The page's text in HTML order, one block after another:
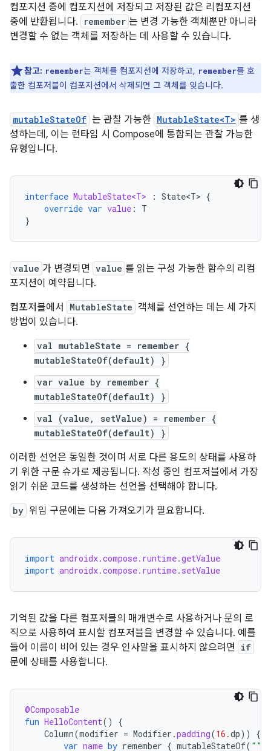
컴포지션 중에 컴포지션에 저장되고 저장된 값은 리컴포지션
중에 반환됩니다.
remember 는 변경 가능한 객체뿐만 아니라
변경할 수 없는 객체를 저장하는 데 사용할 수 있습니다.
참고: remember는 객체를 컴포지션에 저장하고, remember를 호
출한 컴포저블이 컴포지션에서 삭제되면 그 객체를 잊습니다.
mutableStateOf 는 관찰 가능한 MutableState<T> 를 생
성하는데, 이는 런타임 시 Compose에 통합되는 관찰 가능한
유형입니다.
interface MutableState<T> : State<T> {
override var value :
T
}
value 가 변경되면 value 를 읽는 구성 가능한 함수의 리컴
포지션이 예약됩니다.
컴포저블에서
MutableState 객체를 선언하는 데는 세 가지
방법이 있습니다.
val mutableState = remember {
mutableStateOf(default) }
var value by remember {
mutableStateOf(default) }
val (value, setValue) = remember {
mutableStateOf(default) }
이러한 선언은 동일한 것이며 서로 다른 용도의 상태를 사용하
기 위한 구문 슈가로 제공됩니다. 작성 중인 컴포저블에서 가장
읽기 쉬운 코드를 생성하는 선언을 선택해야 합니다.
by 위임 구문에는 다음 가져오기가 필요합니다.
import androidx.compose.runtime.getValue
import androidx.compose.runtime.setValue
기억된 값을 다른 컴포저블의 매개변수로 사용하거나 문의 로
직으로 사용하여 표시할 컴포저블을 변경할 수 있습니다. 예를
들어 이름이 비어 있는 경우 인사말을 표시하지 않으려면
if
문에 상태를 사용합니다.
@Composable
fun HelloContent()
{
Column(modifier = Modifier .padding(16.dp))
{
var name by remember { mutableStateOf( ""